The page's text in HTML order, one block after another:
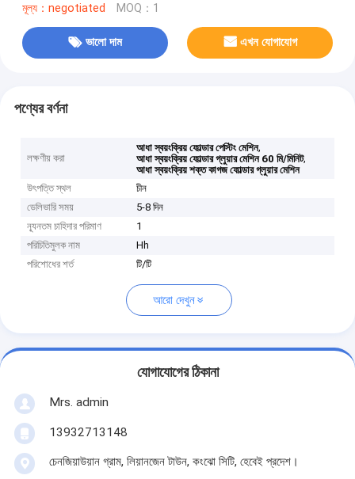
মূল্য：negotiated MOQ：1
ভালো দাম এখন যোগাযোগ
পণ্যের বর্ণনা
লক্ষণীয় করা
আধা স্বয়ংক্রিয় ফোল্ডার পেস্টিং মেশিন,
আধা স্বয়ংক্রিয় ফোল্ডার গ্লুয়ার মেশিন 60 মি/মিনিট,
আধা স্বয়ংক্রিয় শক্ত কাগজ ফোল্ডার গ্লুয়ার মেশিন
উৎপত্তি স্থল
চীন
ডেলিভারি সময়
5-8 দিন
ন্যূনতম চাহিদার পরিমাণ
1
পরিচিতিমুলক নাম
Hh
পরিশোধের শর্ত
টি/টি
আরো দেখুন
যোগাযোগের ঠিকানা
Mrs. admin
13932713148
চেনজিয়াউয়ান গ্রাম, লিয়ানজেন টাউন, কংঝো সিটি, হেবেই প্রদেশ।